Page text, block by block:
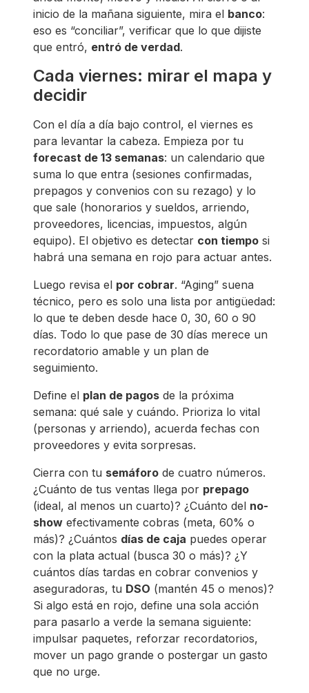
inicio de la mañana siguiente, mira el banco:
eso es “conciliar”, verificar que lo que dijiste
que entró, entró de verdad.
Cada viernes: mirar el mapa y
decidir
Con el día a día bajo control, el viernes es
para levantar la cabeza. Empieza por tu
forecast de 13 semanas: un calendario que
suma lo que entra (sesiones confirmadas,
prepagos y convenios con su rezago) y lo
que sale (honorarios y sueldos, arriendo,
proveedores, licencias, impuestos, algún
equipo). El objetivo es detectar con tiempo si
habrá una semana en rojo para actuar antes.
Luego revisa el por cobrar. “Aging” suena
técnico, pero es solo una lista por antigüedad:
lo que te deben desde hace 0, 30, 60 o 90
días. Todo lo que pase de 30 días merece un
recordatorio amable y un plan de
seguimiento.
Define el plan de pagos de la próxima
semana: qué sale y cuándo. Prioriza lo vital
(personas y arriendo), acuerda fechas con
proveedores y evita sorpresas.
Cierra con tu semáforo de cuatro números.
¿Cuánto de tus ventas llega por prepago
(ideal, al menos un cuarto)? ¿Cuánto del no-
show efectivamente cobras (meta, 60% o
más)? ¿Cuántos días de caja puedes operar
con la plata actual (busca 30 o más)? ¿Y
cuántos días tardas en cobrar convenios y
aseguradoras, tu DSO (mantén 45 o menos)?
Si algo está en rojo, define una sola acción
para pasarlo a verde la semana siguiente:
impulsar paquetes, reforzar recordatorios,
mover un pago grande o postergar un gasto
que no urge.